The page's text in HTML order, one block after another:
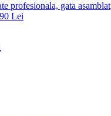
profesionala, gata asamblat
90 Lei